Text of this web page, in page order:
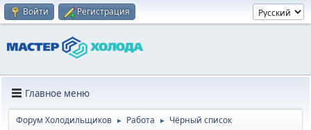
Войти Регистрация
Главное меню
Форум Холодильщиков ► Работа ► Чёрный список